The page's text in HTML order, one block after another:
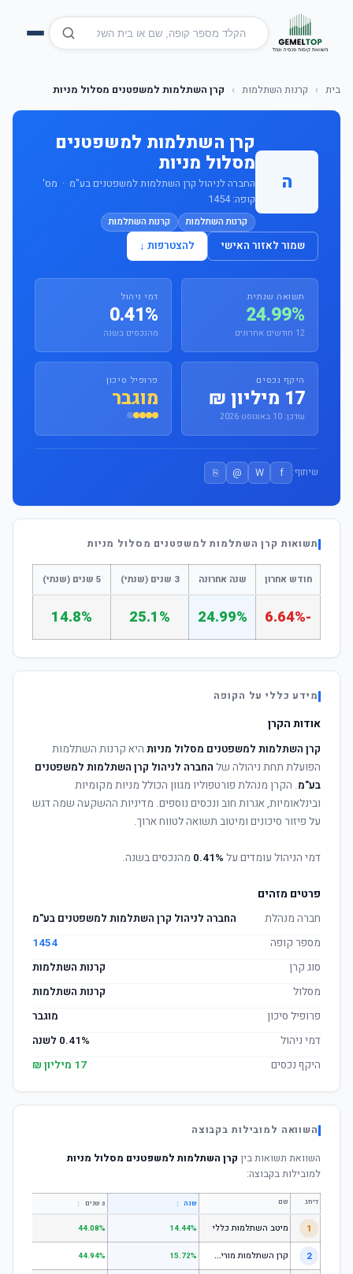
בית › קרנות השתלמות › קרן השתלמות למשפטנים מסלול מניות
ה
קרן השתלמות למשפטנים
מסלול מניות
החברה לניהול קרן השתלמות למשפטנים בע"מ · מס'
קופה: 1454
קרנות השתלמות קרנות השתלמות
שמור לאזור האישי להצטרפות ↓
תשואה שנתית
24.99%
12 חודשים אחרונים
דמי ניהול
0.41%
מהנכסים בשנה
היקף נכסים
17 מיליון ₪
עודכן: 10 באוגוסט 2026
פרופיל סיכון
מוגבר
שיתוף: f
W
@
⎘
תשואות קרן השתלמות למשפטנים מסלול מניות
חודש אחרון שנה אחרונה 3 שנים (שנתי) 5 שנים (שנתי)
-6.64%
24.99%
25.1%
14.8%
מידע כללי על הקופה
אודות הקרן
קרן השתלמות למשפטנים מסלול מניות היא קרנות השתלמות
הפועלת תחת ניהולה של החברה לניהול קרן השתלמות למשפטנים
בע"מ. הקרן מנהלת פורטפוליו מגוון הכולל מניות מקומיות
ובינלאומיות, אגרות חוב ונכסים נוספים. מדיניות ההשקעה שמה דגש
על פיזור סיכונים ומיטוב תשואה לטווח ארוך.
דמי הניהול עומדים על 0.41% מהנכסים בשנה.
פרטים מזהים
חברה מנהלת
החברה לניהול קרן השתלמות למשפטנים בע"מ
מספר קופה
1454
סוג קרן
קרנות השתלמות
מסלול
קרנות השתלמות
פרופיל סיכון
מוגבר
דמי ניהול
0.41% לשנה
היקף נכסים
17 מיליון ₪
השוואה למובילות בקבוצה
השוואת תשואות בין קרן השתלמות למשפטנים מסלול מניות
למובילות בקבוצה:
דירוג שם שנה ↕ 3 שנים ↕
1 מיטב השתלמות כללי 14.44%
44.08%
2 ק
רן השתלמות מורים וגננות המסלול הרגיל - מסלול כללי 15.72%
44.94%